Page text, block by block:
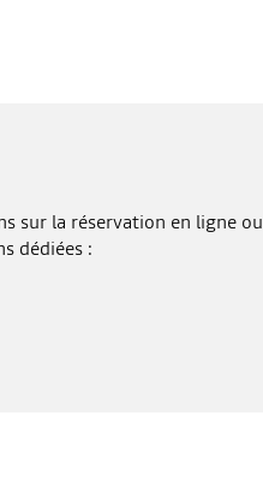
sur la réservation en ligne
dédiées :